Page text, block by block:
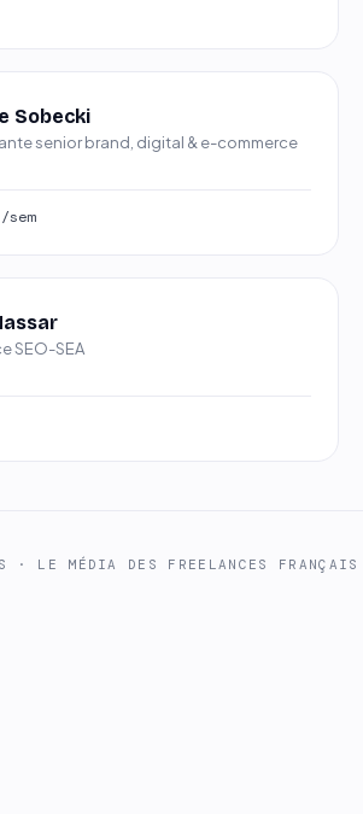
Sobecki
senior brand, digital & e-commerce
/sem
SEO-SEA
· LE MÉDIA DES FREELANCES FRANÇAIS